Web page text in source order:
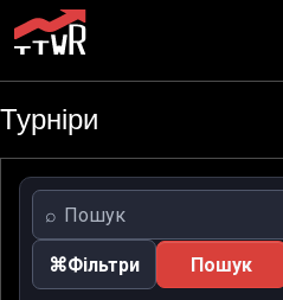
Турніри
Пошук
⌕
⌘Фільтри Пошук